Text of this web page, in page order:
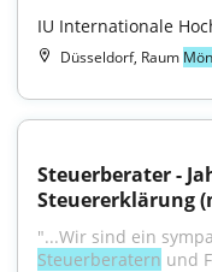
IU Internationale
Düsseldorf, Raum
Steuerberater -
Steuererklärung
Steuerberatern und